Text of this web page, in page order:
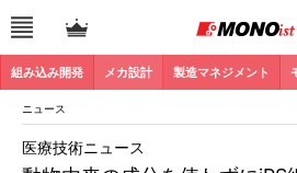
組み込み開発 メカ設計 製造マネジメント
ニュース
医療技術ニュース